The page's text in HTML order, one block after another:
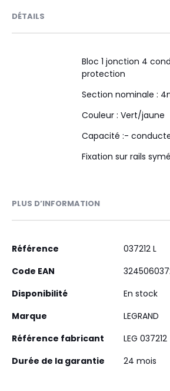
DÉTAILS
Bloc 1 jonction 4
protection
Section nominale :
Couleur : Vert/jaune
Capacité :-
Fixation sur rails
PLUS D’INFORMATION
Plus
Référence
037212 L
Code EAN
Disponibilité
En stock
Marque
LEGRAND
Référence fabricant
LEG 037212
Durée de la garantie
24 mois